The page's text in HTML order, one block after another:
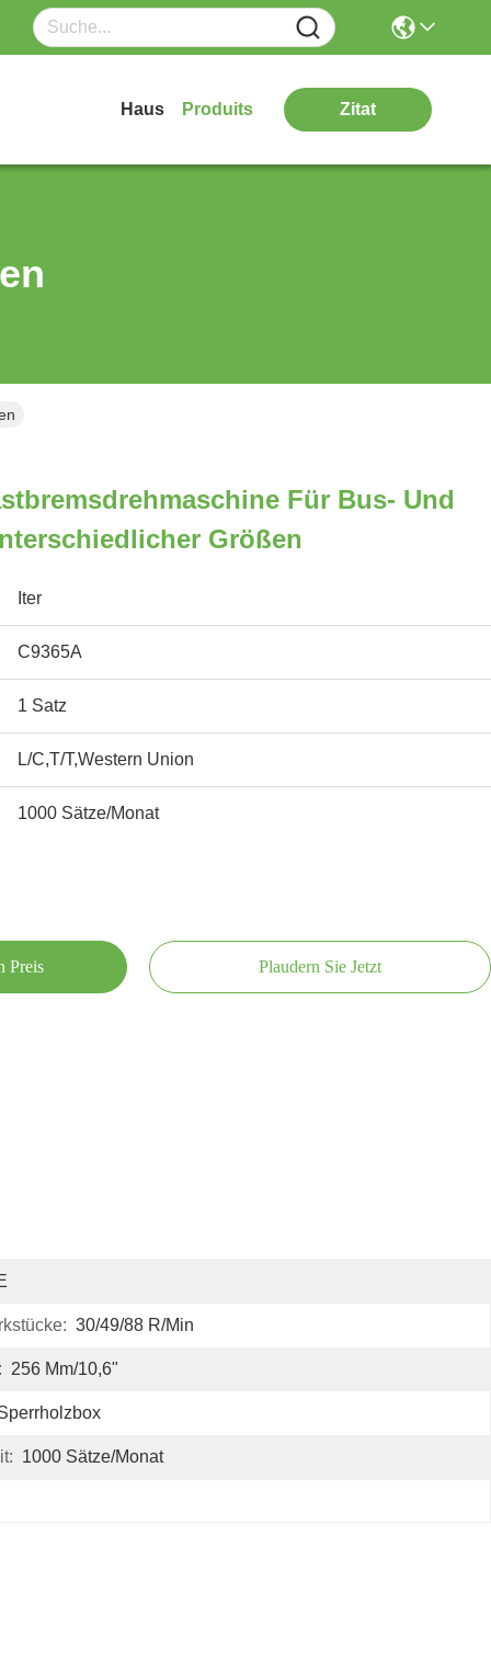
Haus Produits Zitat
Für Bus- Und
Größen
Iter
C9365A
1 Satz
L/C,T/T,Western Union
1000 Sätze/Monat
Preis Plaudern Sie Jetzt
30/49/88 R/min
256 Mm/10,6"
1000 Sätze/Monat